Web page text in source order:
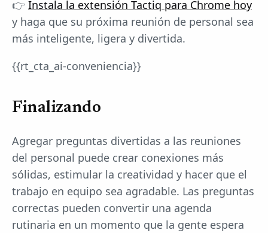
👉 Instala la extensión Tactiq para Chrome hoy
y haga que su próxima reunión de personal sea
más inteligente, ligera y divertida.
{{rt_cta_ai-conveniencia}}
Finalizando
Agregar preguntas divertidas a las reuniones
del personal puede crear conexiones más
sólidas, estimular la creatividad y hacer que el
trabajo en equipo sea agradable. Las preguntas
correctas pueden convertir una agenda
rutinaria en un momento que la gente espera